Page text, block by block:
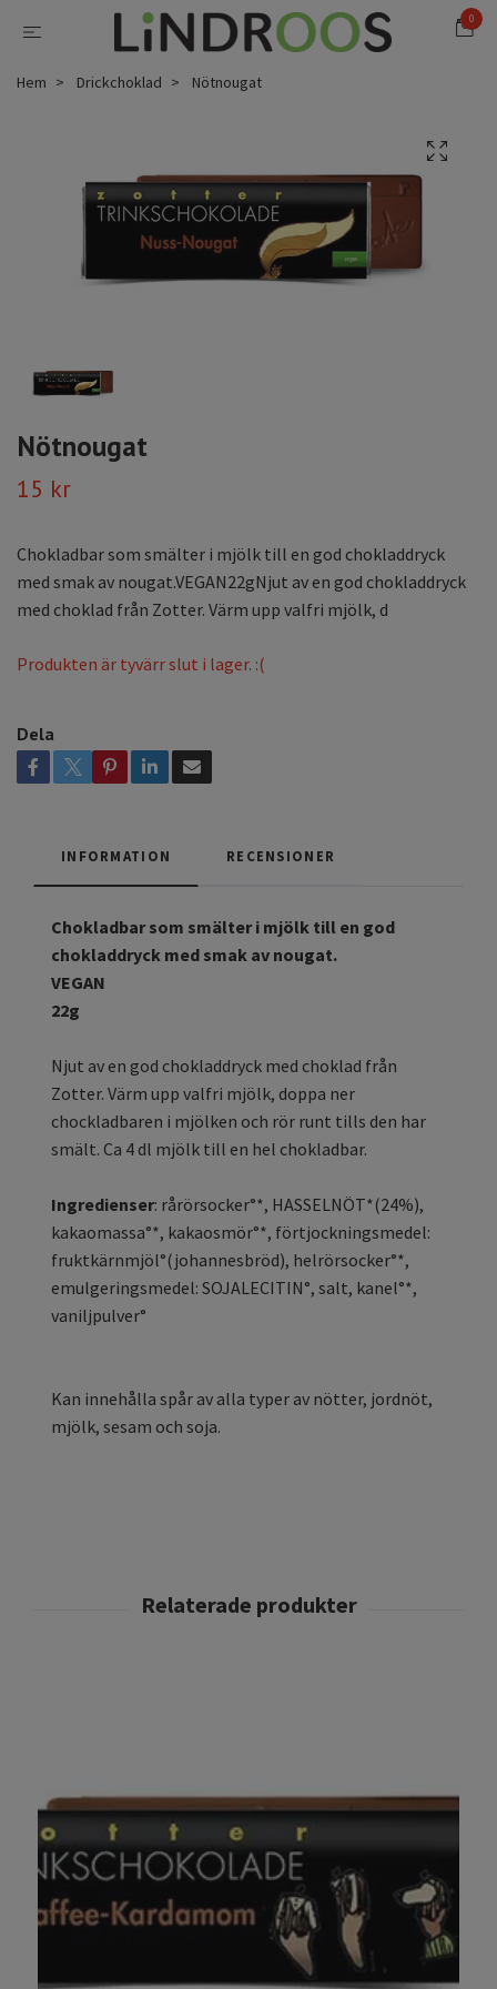
0
Hem Drickchoklad Nötnougat
Nötnougat
15 kr
Chokladbar som smälter i mjölk till en god chokladdryck
med smak av nougat.VEGAN22gNjut av en god chokladdryck
med choklad från Zotter. Värm upp valfri mjölk, d
Produkten är tyvärr slut i lager. :(
Dela
INFORMATION RECENSIONER
Chokladbar som smälter i mjölk till en god
chokladdryck med smak av nougat.
VEGAN
22g
Njut av en god chokladdryck med choklad från
Zotter. Värm upp valfri mjölk, doppa ner
chockladbaren i mjölken och rör runt tills den har
smält. Ca 4 dl mjölk till en hel chokladbar.
Ingredienser: rårörsocker°*, HASSELNÖT*(24%),
kakaomassa°*, kakaosmör°*, förtjockningsmedel:
fruktkärnmjöl°(johannesbröd), helrörsocker°*,
emulgeringsmedel: SOJALECITIN°, salt, kanel°*,
vaniljpulver°
Kan innehålla spår av alla typer av nötter, jordnöt,
mjölk, sesam och soja.